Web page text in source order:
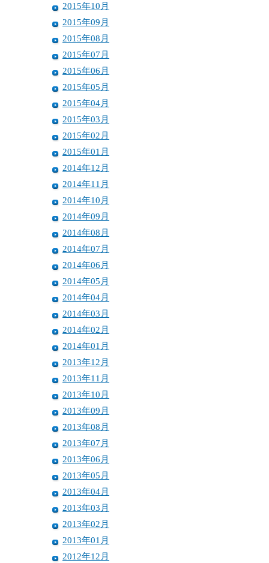
2015年10月
2015年09月
2015年08月
2015年07月
2015年06月
2015年05月
2015年04月
2015年03月
2015年02月
2015年01月
2014年12月
2014年11月
2014年10月
2014年09月
2014年08月
2014年07月
2014年06月
2014年05月
2014年04月
2014年03月
2014年02月
2014年01月
2013年12月
2013年11月
2013年10月
2013年09月
2013年08月
2013年07月
2013年06月
2013年05月
2013年04月
2013年03月
2013年02月
2013年01月
2012年12月